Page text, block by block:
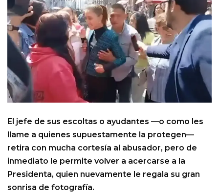
El jefe de sus escoltas o ayudantes —o como les
llame a quienes supuestamente la protegen—
retira con mucha cortesía al abusador, pero de
inmediato le permite volver a acercarse a la
Presidenta, quien nuevamente le regala su gran
sonrisa de fotografía.